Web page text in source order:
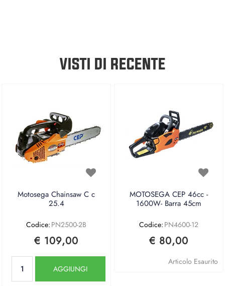
VISTI DI RECENTE
Motosega Chainsaw C c
25.4
Codice: PN2500-2B
€ 109,00
AGGIUNGI
MOTOSEGA CEP 46cc -
1600W- Barra 45cm
Codice: PN4600-12
€ 80,00
Articolo Esaurito